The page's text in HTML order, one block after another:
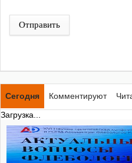
Отправить
Сегодня Комментируют
Загрузка...